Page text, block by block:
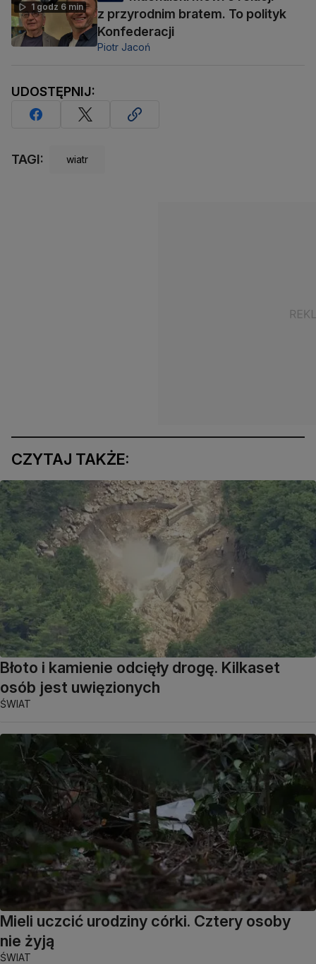
1 godz 6 min
z przyrodnim bratem. To polityk
Konfederacji
Piotr Jacoń
UDOSTĘPNIJ:
TAGI: wiatr
CZYTAJ TAKŻE:
Błoto i kamienie odcięły drogę. Kilkaset
osób jest uwięzionych
ŚWIAT
Mieli uczcić urodziny córki. Cztery osoby
nie żyją
ŚWIAT